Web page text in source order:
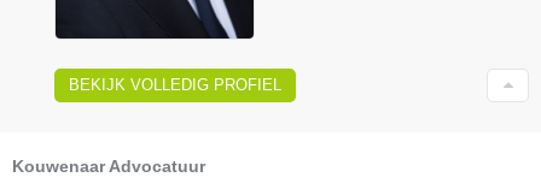
BEKIJK VOLLEDIG PROFIEL
Kouwenaar Advocatuur